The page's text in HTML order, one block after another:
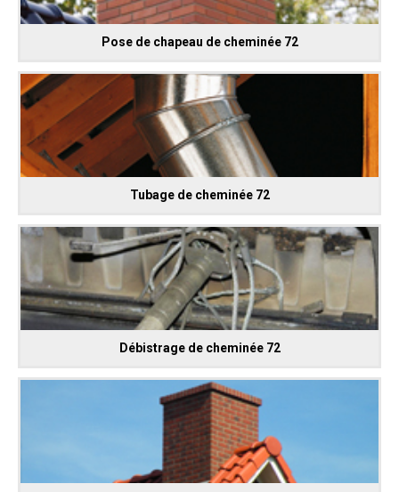
Pose de chapeau de cheminée 72
Tubage de cheminée 72
Débistrage de cheminée 72